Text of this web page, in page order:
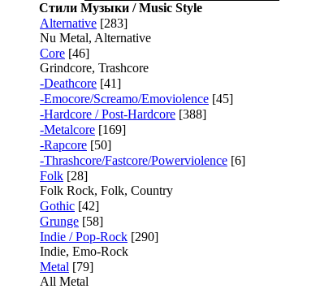
Стили Музыки / Music Style
Alternative [283]
Nu Metal, Alternative
Core [46]
Grindcore, Trashcore
-Deathcore [41]
-Emocore/Screamo/Emoviolence [45]
-Hardcore / Post-Hardcore [388]
-Metalcore [169]
-Rapcore [50]
-Thrashcore/Fastcore/Powerviolence [6]
Folk [28]
Folk Rock, Folk, Country
Gothic [42]
Grunge [58]
Indie / Pop-Rock [290]
Indie, Emo-Rock
Metal [79]
All Metal